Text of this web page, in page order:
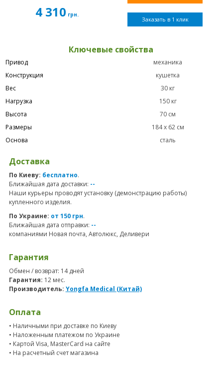
4 310 грн.
Заказать в 1 клик
Ключевые свойства
Привод
механика
Конструкция
кушетка
Вес
30 кг
Нагрузка
150 кг
Высота
70 см
Размеры
184 х 62 см
Основа
сталь
Доставка
По Киеву: бесплатно.
Ближайшая дата доставки: --
Наши курьеры проводят установку (демонстрацию работы)
купленного изделия.
По Украине: от 150 грн.
Ближайшая дата отправки: --
компаниями Новая почта, Автолюкс, Деливери
Гарантия
Обмен / возврат: 14 дней
Гарантия: 12 мес.
Производитель: Yongfa Medical (Китай)
Оплата
• Наличными при доставке по Киеву
• Наложенным платежом по Украине
• Картой Visa, MasterCard на сайте
• На расчетный счет магазина